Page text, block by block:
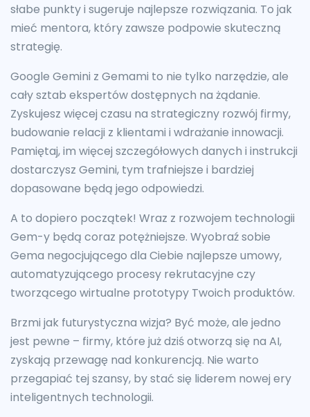
słabe punkty i sugeruje najlepsze rozwiązania. To jak
mieć mentora, który zawsze podpowie skuteczną
strategię.
Google Gemini z Gemami to nie tylko narzędzie, ale
cały sztab ekspertów dostępnych na żądanie.
Zyskujesz więcej czasu na strategiczny rozwój firmy,
budowanie relacji z klientami i wdrażanie innowacji.
Pamiętaj, im więcej szczegółowych danych i instrukcji
dostarczysz Gemini, tym trafniejsze i bardziej
dopasowane będą jego odpowiedzi.
A to dopiero początek! Wraz z rozwojem technologii
Gem-y będą coraz potężniejsze. Wyobraź sobie
Gema negocjującego dla Ciebie najlepsze umowy,
automatyzującego procesy rekrutacyjne czy
tworzącego wirtualne prototypy Twoich produktów.
Brzmi jak futurystyczna wizja? Być może, ale jedno
jest pewne – firmy, które już dziś otworzą się na AI,
zyskają przewagę nad konkurencją. Nie warto
przegapiać tej szansy, by stać się liderem nowej ery
inteligentnych technologii.